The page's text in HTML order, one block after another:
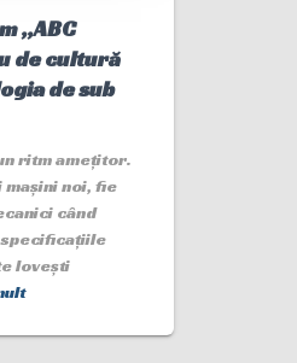
„ABC
de cultură
de sub
ritm amețitor.
mașini noi, fie
când
lovești